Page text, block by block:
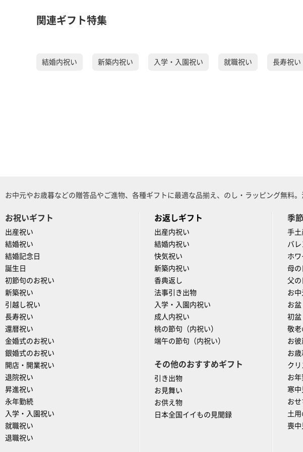
関連ギフト特集
結婚内祝い 新築内祝い 入学・入園祝い 就職祝い 長寿祝い
お中元やお歳暮などの贈答品やご進物、各種ギフトに最適な品揃え、のし・ラッピング無料
お祝いギフト
出産祝い
結婚祝い
結婚記念日
誕生日
初節句のお祝い
新築祝い
引越し祝い
長寿祝い
還暦祝い
金婚式のお祝い
銀婚式のお祝い
開店・開業祝い
退院祝い
昇進祝い
永年勤続
入学・入園祝い
就職祝い
退職祝い
お返しギフト
出産内祝い
結婚内祝い
快気祝い
新築内祝い
香典返し
法事引き出物
入学・入園内祝い
成人内祝い
桃の節句（内祝い）
端午の節句（内祝い）
その他のおすすめギフト
引き出物
お見舞い
お供え物
日本全国イイもの見聞録
季
手土
バレ
ホワ
母の
父の
お中
お盆
初盆
敬老
お
お歳
クリ
お年
寒中
おせ
土用
喪中